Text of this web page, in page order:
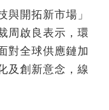
與開拓新市場」
周啟良表示，環
對全球供應鏈加
及創新意念，線